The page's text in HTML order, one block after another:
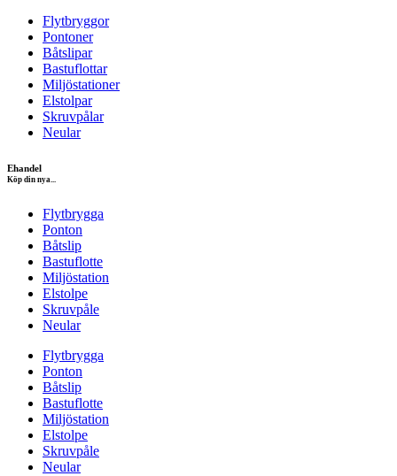
Flytbryggor
Pontoner
Båtslipar
Bastuflottar
Miljöstationer
Elstolpar
Skruvpålar
Neular
Ehandel
Köp din nya...
Flytbrygga
Ponton
Båtslip
Bastuflotte
Miljöstation
Elstolpe
Skruvpåle
Neular
Flytbrygga
Ponton
Båtslip
Bastuflotte
Miljöstation
Elstolpe
Skruvpåle
Neular